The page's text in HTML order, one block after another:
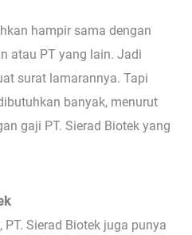
hampir sama dengan
atau PT yang lain. Jadi
surat lamarannya. Tapi
banyak, menurut
gaji PT. Sierad Biotek yang
Sierad Biotek juga punya